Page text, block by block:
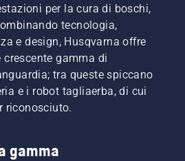
per la cura di boschi,
tecnologia,
e design, Husqvarna offre
crescente gamma di
tra queste spiccano
e i robot tagliaerba, di cui
riconosciuto.
gamma